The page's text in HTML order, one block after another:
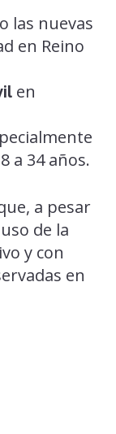
las nuevas
en Reino
en
a 34 años.
a pesar
de la
y con
en